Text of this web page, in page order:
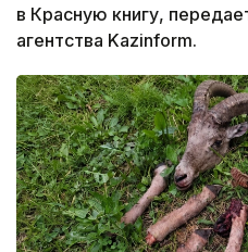
в Красную книгу,
агентства Kazinform.